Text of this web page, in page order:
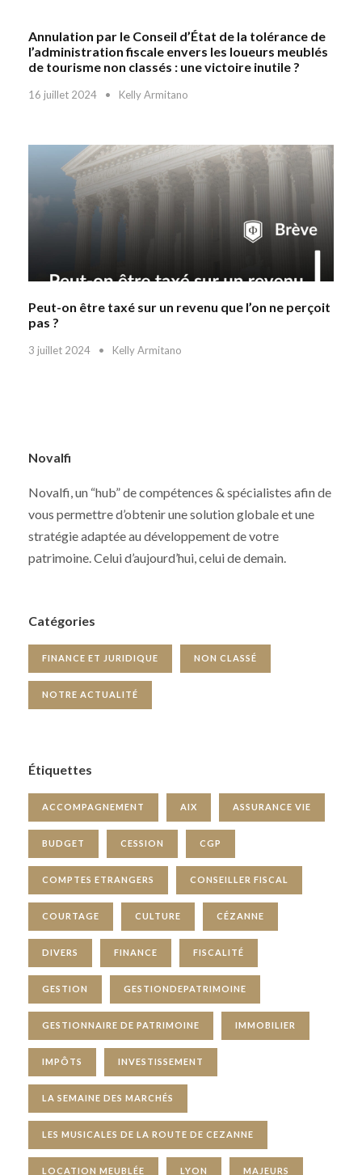
Annulation par le Conseil d’État de la tolérance de
l’administration fiscale envers les loueurs meublés
de tourisme non classés : une victoire inutile ?
16 juillet 2024 • Kelly Armitano
Peut-on être taxé sur un revenu que l’on ne perçoit
pas ?
3 juillet 2024 • Kelly Armitano
Novalfi
Novalfi, un “hub” de compétences & spécialistes afin de
vous permettre d’obtenir une solution globale et une
stratégie adaptée au développement de votre
patrimoine. Celui d’aujourd’hui, celui de demain.
Catégories
FINANCE ET JURIDIQUE NON CLASSÉ
NOTRE ACTUALITÉ
Étiquettes
ACCOMPAGNEMENT AIX ASSURANCE VIE
BUDGET CESSION CGP
COMPTES ETRANGERS CONSEILLER FISCAL
COURTAGE CULTURE CÉZANNE
DIVERS FINANCE FISCALITÉ
GESTION GESTIONDEPATRIMOINE
GESTIONNAIRE DE PATRIMOINE IMMOBILIER
IMPÔTS INVESTISSEMENT
LA SEMAINE DES MARCHÉS
LES MUSICALES DE LA ROUTE DE CEZANNE
LOCATION MEUBLÉE LYON MAJEURS